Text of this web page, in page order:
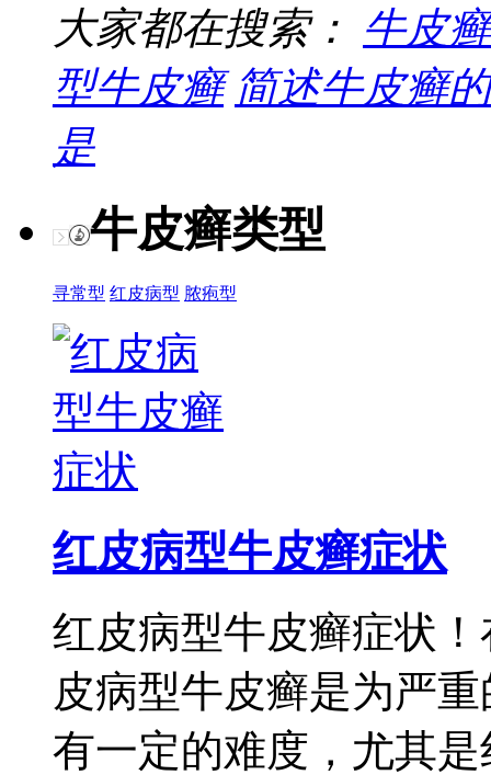
大家都在搜索： 牛皮
型牛皮癣 简述牛皮癣
是
牛皮癣类型
寻常型 红皮病型 脓疱型
红皮病型牛皮癣症状
红皮病型牛皮癣症状
皮病型牛皮癣是为严
有一定的难度，尤其